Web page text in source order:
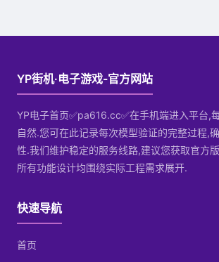
YP街机·电子游戏-官方网站
YP电子首页✅pa616.cc✅在手机端进入平台,
自然.您可在此记录每次模型验证的完整过程,
性.我们维护稳定的服务线路,建议您获取官方
所有功能设计均围绕实际工程需求展开.
快速导航
首页